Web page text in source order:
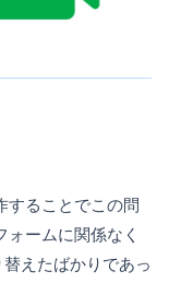
することでこの問
ームに関係なく
えたばかりであっ